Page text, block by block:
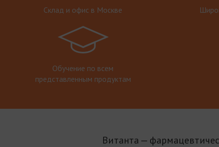
Склад и офис в Москве
Обучение по всем
представленным продуктам
Витанта —